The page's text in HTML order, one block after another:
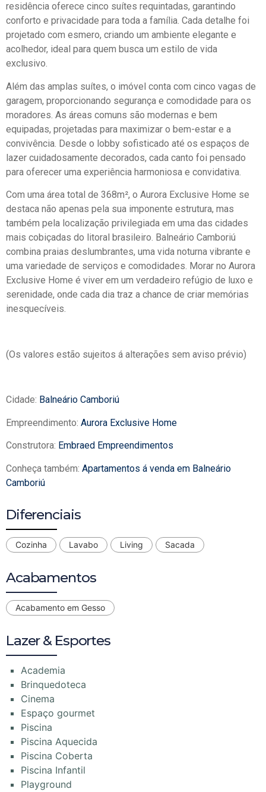
residência oferece cinco suítes requintadas, garantindo
conforto e privacidade para toda a família. Cada detalhe foi
projetado com esmero, criando um ambiente elegante e
acolhedor, ideal para quem busca um estilo de vida
exclusivo.
Além das amplas suítes, o imóvel conta com cinco vagas de
garagem, proporcionando segurança e comodidade para os
moradores. As áreas comuns são modernas e bem
equipadas, projetadas para maximizar o bem-estar e a
convivência. Desde o lobby sofisticado até os espaços de
lazer cuidadosamente decorados, cada canto foi pensado
para oferecer uma experiência harmoniosa e convidativa.
Com uma área total de 368m², o Aurora Exclusive Home se
destaca não apenas pela sua imponente estrutura, mas
também pela localização privilegiada em uma das cidades
mais cobiçadas do litoral brasileiro. Balneário Camboriú
combina praias deslumbrantes, uma vida noturna vibrante e
uma variedade de serviços e comodidades. Morar no Aurora
Exclusive Home é viver em um verdadeiro refúgio de luxo e
serenidade, onde cada dia traz a chance de criar memórias
inesquecíveis.
(Os valores estão sujeitos á alterações sem aviso prévio)
Cidade: Balneário Camboriú
Empreendimento: Aurora Exclusive Home
Construtora: Embraed Empreendimentos
Conheça também: Apartamentos á venda em Balneário
Camboriú
Diferenciais
Cozinha Lavabo Living Sacada
Acabamentos
Acabamento em Gesso
Lazer & Esportes
Academia
Brinquedoteca
Cinema
Espaço gourmet
Piscina
Piscina Aquecida
Piscina Coberta
Piscina Infantil
Playground